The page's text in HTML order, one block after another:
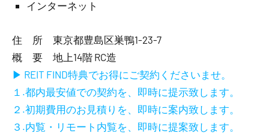
インターネット
住 所 東京都豊島区巣鴨1-23-7
概 要 地上14階 RC造
▶ REIT FIND特典でお得にご契約くださいませ。
１.都内最安値での契約を、即時に提示致します。
２.初期費用のお見積りを、即時に案内致します。
３.内覧・リモート内覧を、即時に提案致します。